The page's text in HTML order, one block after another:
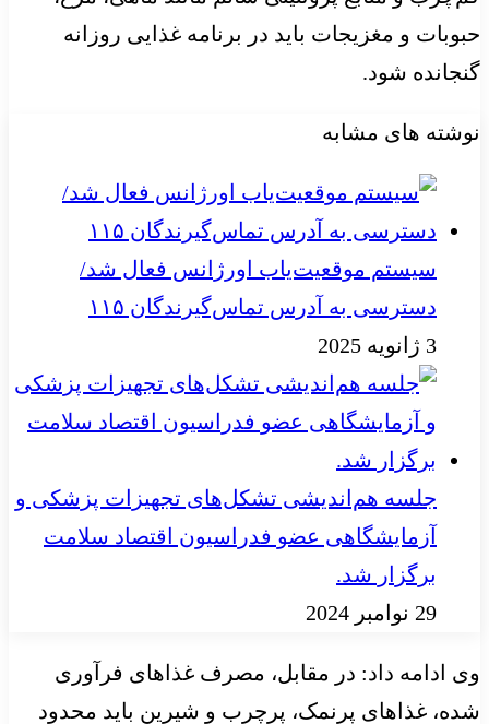
حبوبات و مغزیجات باید در برنامه غذایی روزانه
گنجانده شود.
نوشته های مشابه
سیستم موقعیت‌یاب اورژانس فعال شد/
دسترسی به آدرس تماس‌گیرندگان ۱۱۵
3 ژانویه 2025
جلسه هم‌اندیشی تشکل‌های تجهیزات پزشکی و
آزمایشگاهی عضو فدراسیون اقتصاد سلامت
برگزار شد.
29 نوامبر 2024
وی ادامه داد: در مقابل، مصرف غذاهای فرآوری
شده، غذاهای پرنمک، پرچرب و شیرین باید محدود